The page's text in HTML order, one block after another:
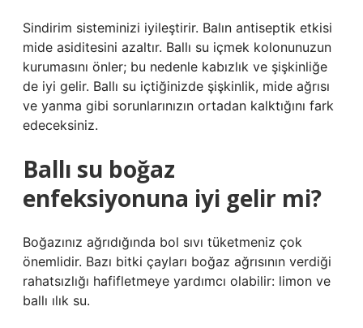
Sindirim sisteminizi iyileştirir. Balın antiseptik etkisi
mide asiditesini azaltır. Ballı su içmek kolonunuzun
kurumasını önler; bu nedenle kabızlık ve şişkinliğe
de iyi gelir. Ballı su içtiğinizde şişkinlik, mide ağrısı
ve yanma gibi sorunlarınızın ortadan kalktığını fark
edeceksiniz.
Ballı su boğaz
enfeksiyonuna iyi gelir mi?
Boğazınız ağrıdığında bol sıvı tüketmeniz çok
önemlidir. Bazı bitki çayları boğaz ağrısının verdiği
rahatsızlığı hafifletmeye yardımcı olabilir: limon ve
ballı ılık su.